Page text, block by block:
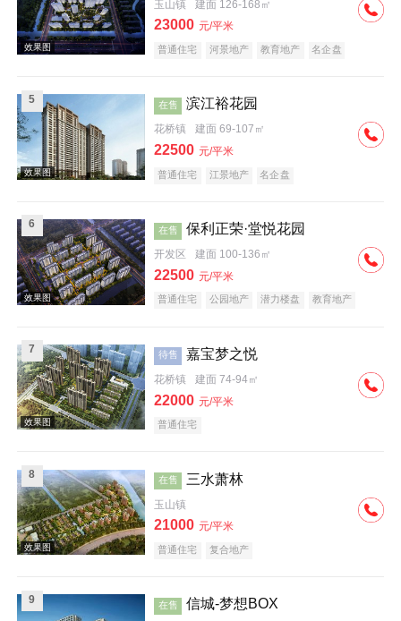
效果图
效果图
玉山镇 建面 126-168㎡
23000 元/平米
普通住宅 河景地产 教育地产 名企盘
5 在售 滨江裕花园
花桥镇 建面 69-107㎡
22500 元/平米
普通住宅 江景地产 名企盘
6 在售 保利正荣·堂悦花园
开发区 建面 100-136㎡
22500 元/平米
普通住宅 公园地产 潜力楼盘
教育地产
效果图
7 待售 嘉宝梦之悦
花桥镇 建面 74-94㎡
22000 元/平米
普通住宅
8 在售 三水萧林
玉山镇
21000 元/平米
普通住宅 复合地产
9 在售 信城-梦想BOX